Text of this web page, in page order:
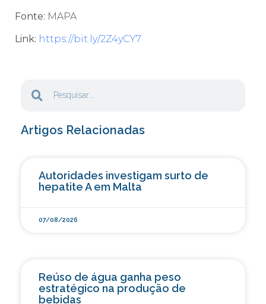
Fonte: MAPA
Link: https://bit.ly/2Z4yCY7
Artigos Relacionadas
Autoridades investigam surto de
hepatite A em Malta
07/08/2026
Reúso de água ganha peso
estratégico na produção de
bebidas